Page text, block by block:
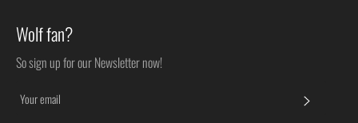
Wolf fan?
So sign up for our Newsletter now!